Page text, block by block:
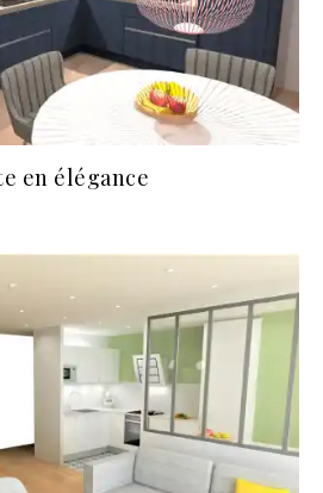
en élégance